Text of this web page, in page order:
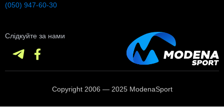
(050) 947-60-30
Слідкуйте за нами
Copyright 2006 — 2025 ModenaSport